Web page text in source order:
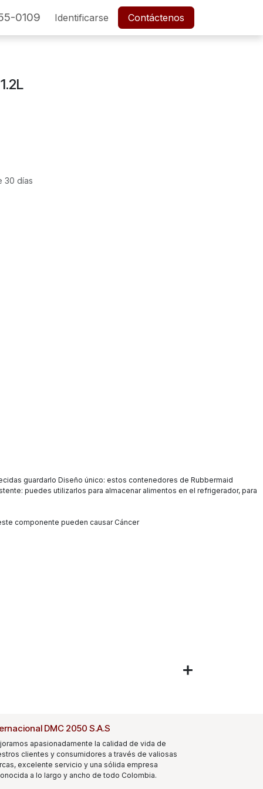
POSTVENTA Empleos
0109 Identificarse Contáctenos
30 días
guardarlo Diseño único: estos contenedores de Rubbermaid
puedes utilizarlos para almacenar alimentos en el refrigerador, para
componente pueden causar Cáncer
DMC 2050 S.A.S
apasionadamente la calidad de vida de
clientes y consumidores a través de valiosas
excelente servicio y una sólida empresa
a lo largo y ancho de todo Colombia.